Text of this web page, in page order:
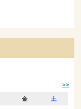
>>
金 土